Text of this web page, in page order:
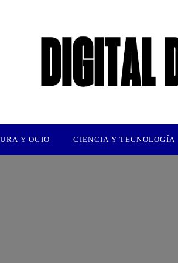
Y OCIO CIENCIA Y TECNOLOGÍA